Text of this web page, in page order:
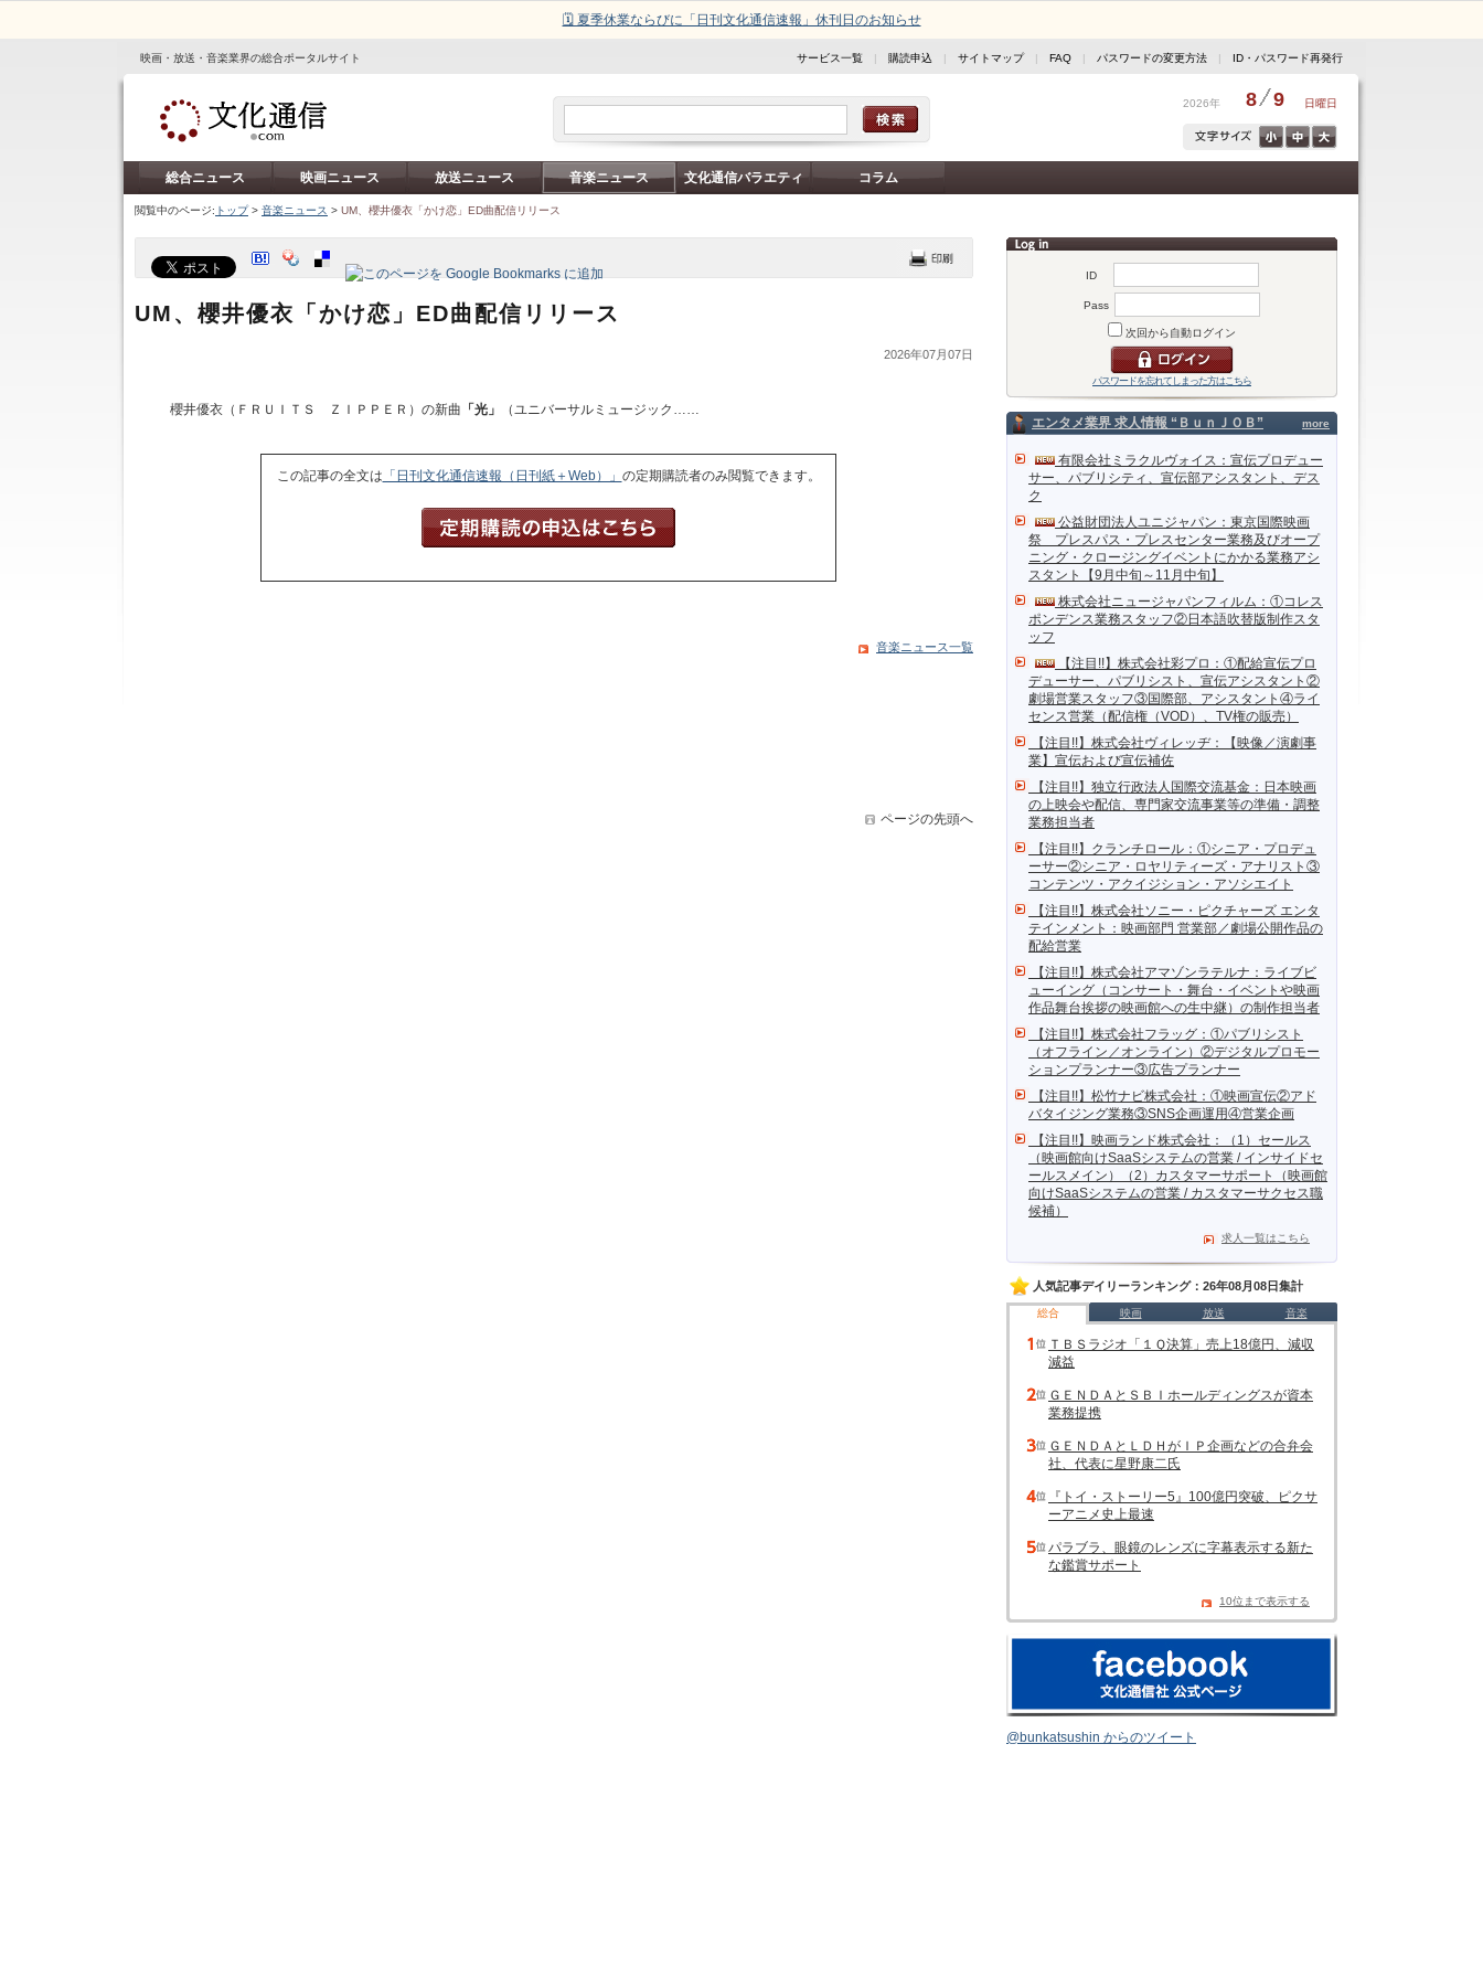
🗓️ 夏季休業ならびに「日刊文化通信速報」休刊日のお知らせ
映画・放送・音楽業界の総合ポータルサイト サービス一覧 | 購読申込 | サイトマップ| FAQ | パスワードの変更方法 | ID・パスワード再発行
2026年 8 9 日曜日
総合ニュース 映画ニュース 放送ニュース 音楽ニュース 文化通信バラエティ コラム
閲覧中のページ: トップ> 音楽ニュース > UM、櫻井優衣「かけ恋」ED曲配信リリース
ID
Pass
次回から自動ログイン
パスワードを忘れてしまった方はこちら
more
エンタメ業界 求人情報 “ＢｕｎＪＯＢ”
有限会社ミラクルヴォイス：宣伝プロデュー
サー、パブリシティ、宣伝部アシスタント、デス
ク
公益財団法人ユニジャパン：東京国際映画
祭 プレスパス・プレスセンター業務及びオープ
ニング・クロージングイベントにかかる業務アシ
スタント【9月中旬～11月中旬】
株式会社ニュージャパンフィルム：①コレス
ポンデンス業務スタッフ②日本語吹替版制作スタ
ッフ
【注目!!】株式会社彩プロ：①配給宣伝プロ
デューサー、パブリシスト、宣伝アシスタント②
劇場営業スタッフ③国際部、アシスタント④ライ
センス営業（配信権（VOD）、TV権の販売）
【注目!!】株式会社ヴィレッヂ：【映像／演劇事
業】宣伝および宣伝補佐
【注目!!】独立行政法人国際交流基金：日本映画
の上映会や配信、専門家交流事業等の準備・調整
業務担当者
【注目!!】クランチロール：①シニア・プロデュ
ーサー②シニア・ロヤリティーズ・アナリスト③
コンテンツ・アクイジション・アソシエイト
【注目!!】株式会社ソニー・ピクチャーズ エンタ
テインメント：映画部門 営業部／劇場公開作品の
配給営業
【注目!!】株式会社アマゾンラテルナ：ライブビ
ューイング（コンサート・舞台・イベントや映画
作品舞台挨拶の映画館への生中継）の制作担当者
【注目!!】株式会社フラッグ：①パブリシスト
（オフライン／オンライン）②デジタルプロモー
ションプランナー③広告プランナー
【注目!!】松竹ナビ株式会社：①映画宣伝②アド
バタイジング業務③SNS企画運用④営業企画
【注目!!】映画ランド株式会社：（1）セールス
（映画館向けSaaSシステムの営業 / インサイドセ
ールスメイン）（2）カスタマーサポート（映画館
向けSaaSシステムの営業 / カスタマーサクセス職
候補）
求人一覧はこちら
人気記事デイリーランキング：26年08月08日集計
総合 映画 放送 音楽
ＴＢＳラジオ「１Ｑ決算」売上18億円、減収
減益
ＧＥＮＤＡとＳＢＩホールディングスが資本
業務提携
ＧＥＮＤＡとＬＤＨがＩＰ企画などの合弁会
社、代表に星野康二氏
『トイ・ストーリー5』100億円突破、ピクサ
ーアニメ史上最速
パラブラ、眼鏡のレンズに字幕表示する新た
な鑑賞サポート
10位まで表示する
@bunkatsushin からのツイート
UM、櫻井優衣「かけ恋」ED曲配信リリース
2026年07月07日
櫻井優衣（ＦＲＵＩＴＳ ＺＩＰＰＥＲ）の新曲 「光」 （ユニバーサルミュージック……
この記事の全文は 「日刊文化通信速報（日刊紙＋Web）」 の定期購読者のみ閲覧できます。
音楽ニュース一覧
ページの先頭へ